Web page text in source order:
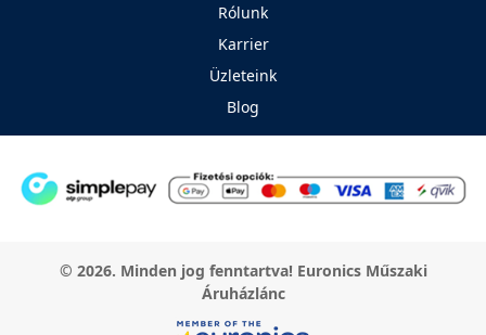
Rólunk
Karrier
Üzleteink
Blog
© 2026. Minden jog fenntartva! Euronics Műszaki
Áruházlánc